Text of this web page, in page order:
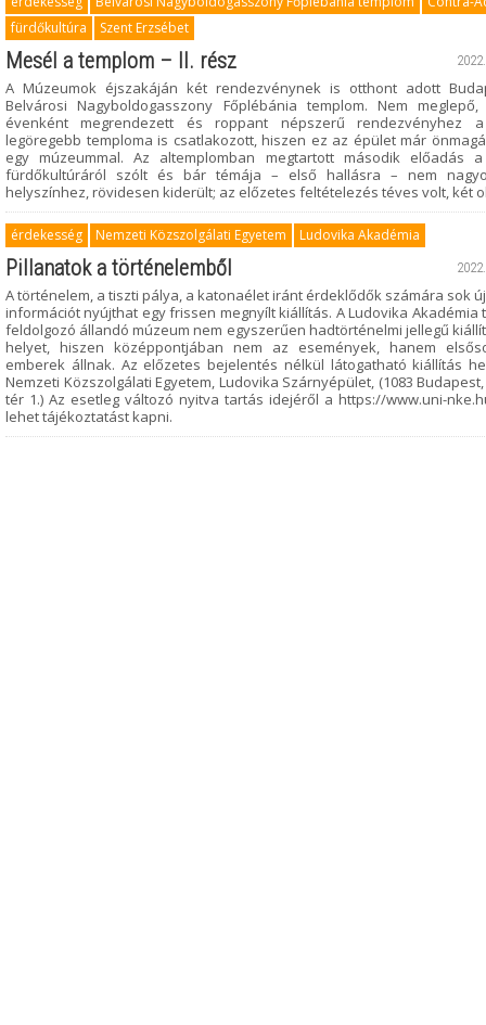
fürdőkultúra
Szent Erzsébet
Mesél a templom – II. rész
A Múzeumok éjszakáján két rendezvénynek is otthont adott
Belvárosi Nagyboldogasszony Főplébánia templom. Nem
évenként megrendezett és roppant népszerű rendezvényhez
legöregebb temploma is csatlakozott, hiszen ez az épület már
egy múzeummal. Az altemplomban megtartott második előadás
fürdőkultúráról szólt és bár témája – első hallásra – nem
helyszínhez, rövidesen kiderült; az előzetes feltételezés téves volt, két
érdekesség Nemzeti Közszolgálati Egyetem Ludovika Akadémia
Pillanatok a történelemből
A történelem, a tiszti pálya, a katonaélet iránt érdeklődők számára sok
információt nyújthat egy frissen megnyílt kiállítás. A Ludovika Akadémia
feldolgozó állandó múzeum nem egyszerűen hadtörténelmi jellegű
helyet, hiszen középpontjában nem az események, hanem
emberek állnak. Az előzetes bejelentés nélkül látogatható kiállítás
Nemzeti Közszolgálati Egyetem, Ludovika Szárnyépület, (1083
tér 1.) Az esetleg változó nyitva tartás idejéről a https://www.uni-
lehet tájékoztatást kapni.